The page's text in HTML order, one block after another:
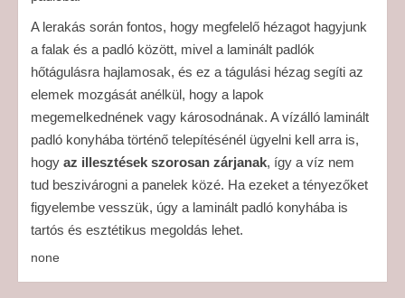
A lerakás során fontos, hogy megfelelő hézagot hagyjunk
a falak és a padló között, mivel a laminált padlók
hőtágulásra hajlamosak, és ez a tágulási hézag segíti az
elemek mozgását anélkül, hogy a lapok
megemelkednének vagy károsodnának. A vízálló laminált
padló konyhába történő telepítésénél ügyelni kell arra is,
hogy az illesztések szorosan zárjanak, így a víz nem
tud beszivárogni a panelek közé. Ha ezeket a tényezőket
figyelembe vesszük, úgy a laminált padló konyhába is
tartós és esztétikus megoldás lehet.
none